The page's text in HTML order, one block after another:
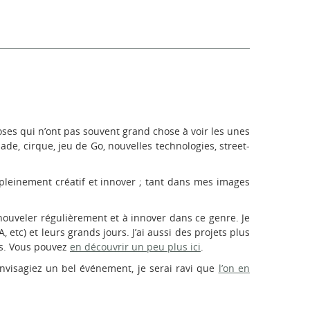
qui n’ont pas souvent grand chose à voir les unes
cirque, jeu de Go, nouvelles technologies, street-
créatif et innover ; tant dans mes images
régulièrement et à innover dans ce genre. Je
etc) et leurs grands jours. J’ai aussi des projets plus
Vous pouvez en découvrir un peu plus ici.
un bel événement, je serai ravi que l’on en